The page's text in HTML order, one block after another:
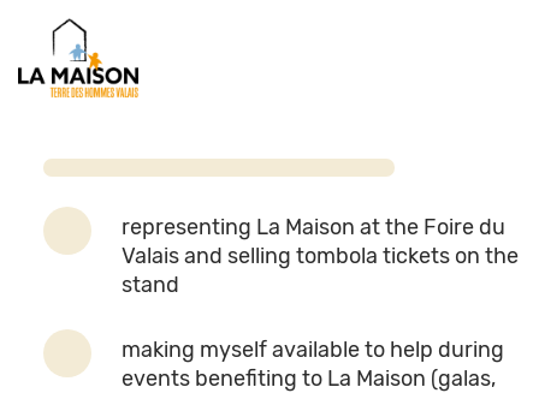
representing La Maison at the Foire du
Valais and selling tombola tickets on the
stand
making myself available to help during
events benefiting to La Maison (galas,